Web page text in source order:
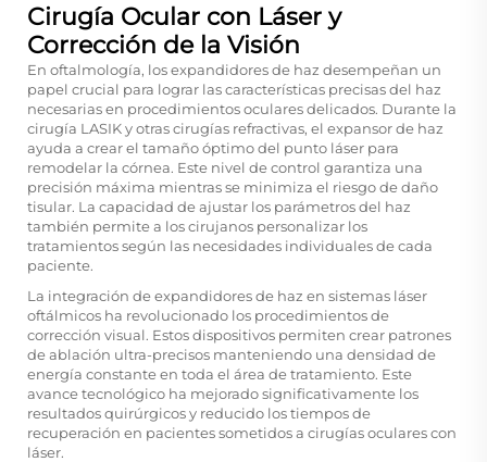
Cirugía Ocular con Láser y
Corrección de la Visión
En oftalmología, los expandidores de haz desempeñan un
papel crucial para lograr las características precisas del haz
necesarias en procedimientos oculares delicados. Durante la
cirugía LASIK y otras cirugías refractivas, el expansor de haz
ayuda a crear el tamaño óptimo del punto láser para
remodelar la córnea. Este nivel de control garantiza una
precisión máxima mientras se minimiza el riesgo de daño
tisular. La capacidad de ajustar los parámetros del haz
también permite a los cirujanos personalizar los
tratamientos según las necesidades individuales de cada
paciente.
La integración de expandidores de haz en sistemas láser
oftálmicos ha revolucionado los procedimientos de
corrección visual. Estos dispositivos permiten crear patrones
de ablación ultra-precisos manteniendo una densidad de
energía constante en toda el área de tratamiento. Este
avance tecnológico ha mejorado significativamente los
resultados quirúrgicos y reducido los tiempos de
recuperación en pacientes sometidos a cirugías oculares con
láser.